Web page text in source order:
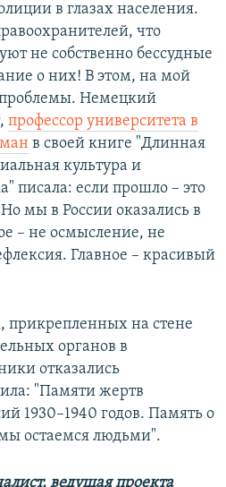
в глазах населения.
что
не собственно бессудные
о них! В этом, на мой
проблемы. Немецкий
профессор университета в
в своей книге "Длинная
культура и
писала: если прошло – это
мы в России оказались в
– не осмысление, не
Главное – красивый
прикрепленных на стене
органов в
отказались
"Памяти жертв
1930–1940 годов. Память о
остаемся людьми".
ведущая проекта